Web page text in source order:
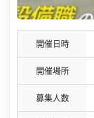
開催日時
開催場所
募集人数